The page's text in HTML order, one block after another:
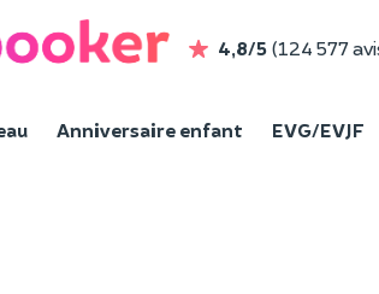
4,8/5 (124 577
Anniversaire enfant EVG/EVJF